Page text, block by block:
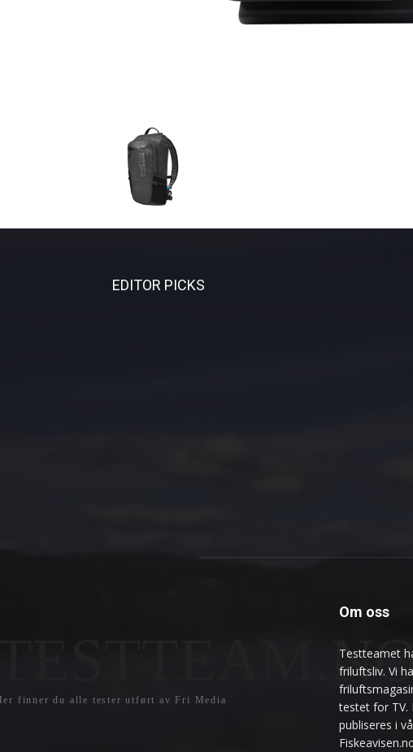
EDITOR PICKS
finner du alle tester utført av Fri Media
Om oss
Testteamet
friluftsliv. Vi
testet for TV.
publiseres i